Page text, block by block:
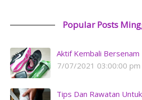
Popular Posts
Aktif Kembali Bersenam
7/07/2021 03:00:00 pm
Tips Dan Rawatan